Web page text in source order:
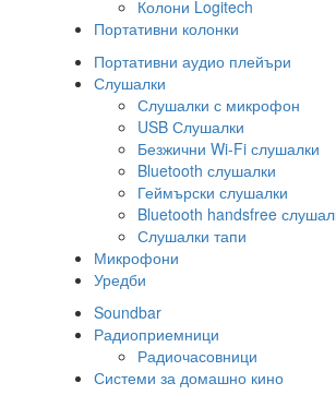
Колони Logitech
Портативни колонки
Портативни аудио плейъри
Слушалки
Слушалки с микрофон
USB Слушалки
Безжични Wi-Fi слушалки
Bluetooth слушалки
Геймърски слушалки
Bluetooth handsfree
Слушалки тапи
Микрофони
Уредби
Soundbar
Радиоприемници
Радиочасовници
Системи за домашно кино